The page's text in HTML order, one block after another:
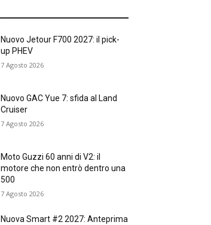
Nuovo Jetour F700 2027: il pick-
up PHEV
7 Agosto 2026
Nuovo GAC Yue 7: sfida al Land
Cruiser
7 Agosto 2026
Moto Guzzi 60 anni di V2: il
motore che non entrò dentro una
500
7 Agosto 2026
Nuova Smart #2 2027: Anteprima